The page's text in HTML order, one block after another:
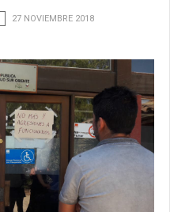
27 NOVIEMBRE 2018